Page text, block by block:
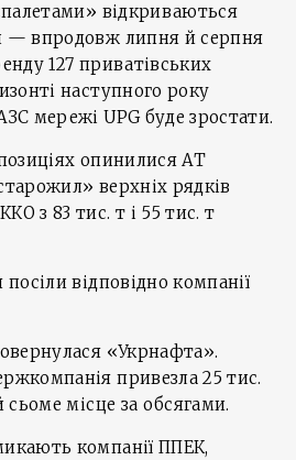
відкриваються
— впродовж липня й серпня
127 приватівських
наступного року
мережі UPG буде зростати.
опинилися АТ
верхніх рядків
з 83 тис. т і 55 тис. т
відповідно компанії
«Укрнафта».
привезла 25 тис.
сьоме місце за обсягами.
компанії ППЕК,